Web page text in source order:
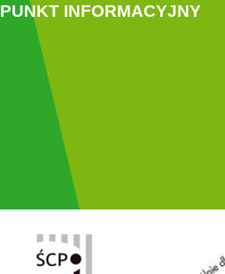
PUNKT INFORMACYJNY